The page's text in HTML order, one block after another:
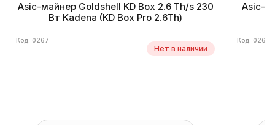
Asic-майнер Goldshell KD Box 2.6 Th/s 230
Вт Kadena (KD Box Pro 2.6Th)
Код: 0267
Нет в наличии
Asic-
Код: 0261